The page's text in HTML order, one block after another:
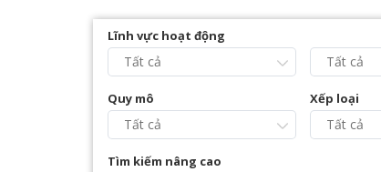
Lĩnh vực hoạt động
Quy mô Xếp loại
Tìm kiếm nâng cao